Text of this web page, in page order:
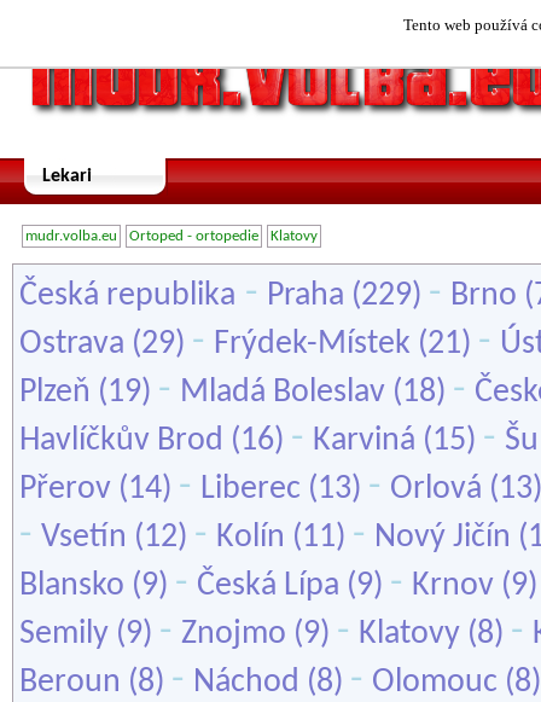
Tento web používá
Lekari
mudr.volba.eu Ortoped - ortopedie Klatovy
Česká republika - Praha (229) - Brno
Ostrava (29) - Frýdek-Místek (21) -
Plzeň (19) - Mladá Boleslav (18) -
Havlíčkův Brod (16) - Karviná (15) -
Přerov (14) - Liberec (13) - Orlová
- Vsetín (12) - Kolín (11) - Nový Jičín
Blansko (9) - Česká Lípa (9) - Krnov
Semily (9) - Znojmo (9) - Klatovy (8) -
Beroun (8) - Náchod (8) - Olomouc